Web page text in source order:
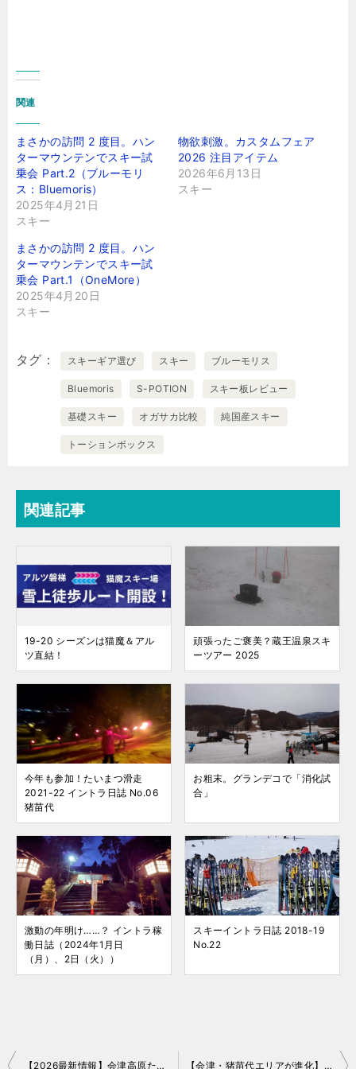
関連
まさかの訪問 2 度目。ハン
ターマウンテンでスキー試
乗会 Part.2（ブルーモリ
ス：Bluemoris）
2025年4月21日
スキー
物欲刺激。カスタムフェア
2026 注目アイテム
2026年6月13日
スキー
まさかの訪問 2 度目。ハン
ターマウンテンでスキー試
乗会 Part.1（OneMore）
2025年4月20日
スキー
タグ スキーギア選び スキー ブルーモリス
Bluemoris S-POTION スキー板レビュー
基礎スキー オガサカ比較 純国産スキー
トーションボックス
関連記事
19-20 シーズンは猫魔＆アル
ツ直結！
頑張ったご褒美？蔵王温泉スキ
ーツアー 2025
今年も参加！たいまつ滑走
2021-22 イントラ日誌 No.06
猪苗代
お粗末。グランデコで「消化試
合」
激動の年明け……？ イントラ稼
働日誌（2024年1月日
（月）、2日（火））
スキーイントラ日誌 2018-19
No.22
投
【2026最新情報】会津高原たかつえスキー場に大きな変化！運営会社交代＆公式サイトが待望のSSL化！ 【会津・猪苗代エリアが進化】DMC Aizuなど4社が観光受入で業務提携！ISグループ外からの「スワローレンタサービス」合流が意味するものとは？